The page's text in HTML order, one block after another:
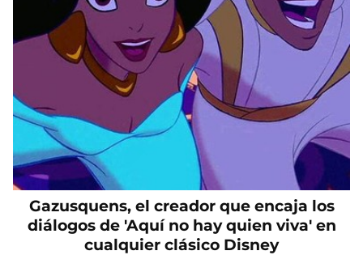
Gazusquens, el creador que encaja los
diálogos de 'Aquí no hay quien viva' en
cualquier clásico Disney